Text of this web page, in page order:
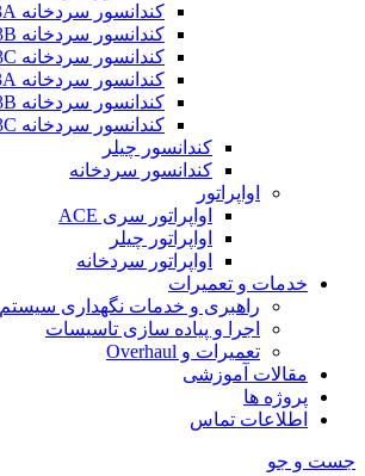
کندانسور سردخانه ACS-463A
کندانسور سردخانه ACS-463B
کندانسور سردخانه ACS-463C
کندانسور سردخانه ACS-663A
کندانسور سردخانه ACS-663B
کندانسور سردخانه ACS-663C
کندانسور چیلر
کندانسور سردخانه
اواپراتور
اواپراتور سری ACE
اواپراتور چیلر
اواپراتور سردخانه
خدمات و تعمیرات
راهبری و خدمات نگهداری سیستم
اجرا و پیاده سازی تاسیسات
تعمیرات و Overhaul
مقالات آموزشی
پروژه ها
اطلاعات تماس
جست و جو